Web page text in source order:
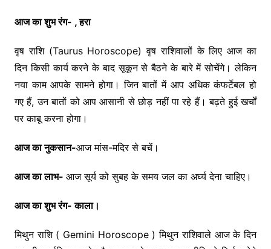
आज का शुभ रंग- , हरा
वृष राशि (Taurus Horoscope) वृष राशिवालों के लिए आज का
दिन किसी कार्य करने के बाद सूकून से बैठने के बारे में सोचेंगे। लेकिन
नया काम आपके सामने होगा। जिन बातों में आप अधिक कंफर्टेबल हो
गए हैं, उन बातों को आप आसानी से छोड़ नहीं पा रहे हैं। बढ़ते हुई खर्चों
पर काबू करना होगा।
आज का नुकसान-आज मांस-मदिर से बचें।
आज का लाभ- आज सूर्य को सुबह के समय जल का अर्घ्य देना चाहिए।
आज का शुभ रंग- काला।
मिथुन राशि ( Gemini Horoscope ) मिथुन राशिवाले आज के दिन